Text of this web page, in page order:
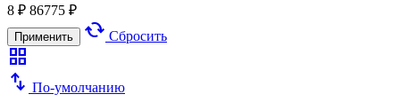
8 ₽ 86775 ₽
Применить cached Сбросить
grid_view
swap_vert По-умолчанию